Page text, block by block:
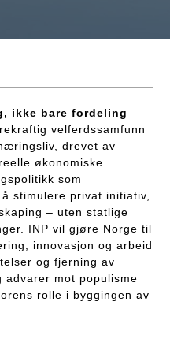
ikke bare fordeling
velferdssamfunn
drevet av
økonomiske
som
stimulere privat initiativ,
– uten statlige
INP vil gjøre Norge til
innovasjon og arbeid
og fjerning av
advarer mot populisme
rolle i byggingen av